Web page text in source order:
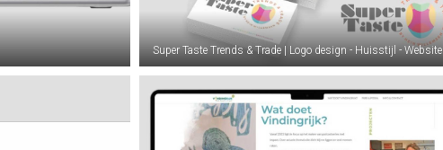
Super Taste Trends & Trade | Logo design - Huisstijl - Website